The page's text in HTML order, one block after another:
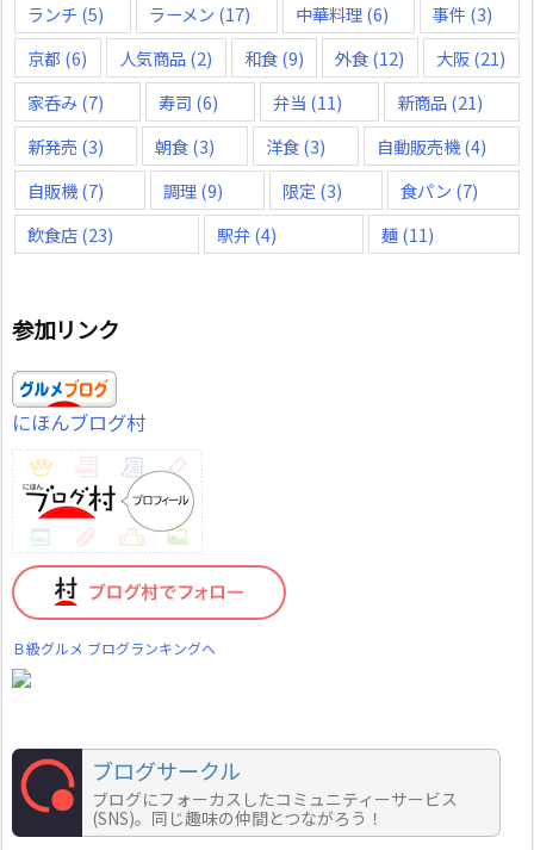
ランチ (5) ラーメン (17) 中華料理(6) 事件 (3)
京都 (6) 人気商品(2) 和食(9) 外食(12) 大阪(21)
家呑み(7) 寿司 (6) 弁当 (11) 新商品(21)
新発売 (3) 朝食(3) 洋食(3) 自動販売機(4)
自販機(7) 調理(9) 限定 (3) 食パン (7)
飲食店(23) 駅弁(4) 麺(11)
参加リンク
にほんブログ村
Ｂ級グルメ ブログランキングへ
ブログサークル
ブログにフォーカスしたコミュニティーサービス
(SNS)。同じ趣味の仲間とつながろう！